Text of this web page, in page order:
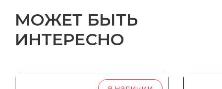
МОЖЕТ БЫТЬ
ИНТЕРЕСНО